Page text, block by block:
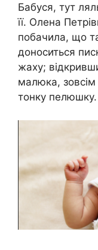
Бабуся, тут
її. Олена
побачила, що
доноситься
жаху;
малюка, зовсім
тонку пелюшку.